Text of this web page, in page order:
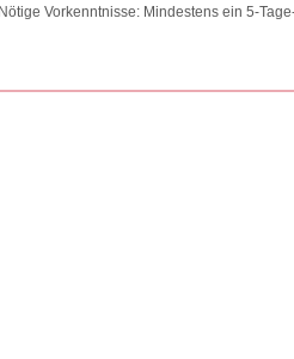
Nötige Vorkenntnisse: Mindestens ein 5-